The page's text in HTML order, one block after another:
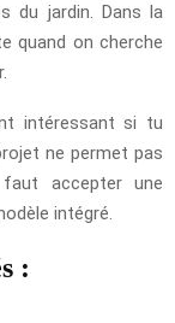
du jardin. Dans la
quand on cherche
intéressant si tu
ne permet pas
accepter une
intégré.
: